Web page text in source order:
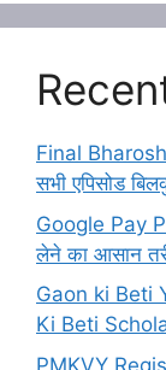
Final
सभी एपिसोड
Google Pay
लेने का आसान
Gaon ki Beti
Ki Beti
PMKVY